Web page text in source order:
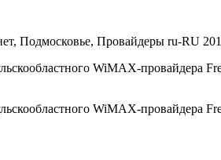
Подмосковье, Провайдеры ru-RU
WiMAX-
WiMAX-